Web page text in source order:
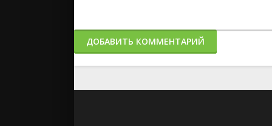
ДОБАВИТЬ КОММЕНТАРИЙ